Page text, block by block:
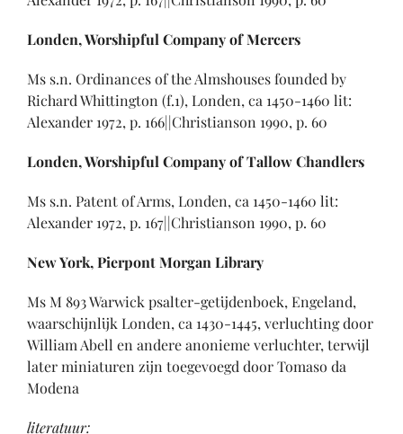
Londen, Worshipful Company of Mercers
Ms s.n. Ordinances of the Almshouses founded by
Richard Whittington (f.1), Londen, ca 1450-1460 lit:
Alexander 1972, p. 166||Christianson 1990, p. 60
Londen, Worshipful Company of Tallow Chandlers
Ms s.n. Patent of Arms, Londen, ca 1450-1460 lit:
Alexander 1972, p. 167||Christianson 1990, p. 60
New York, Pierpont Morgan Library
Ms M 893 Warwick psalter-getijdenboek, Engeland,
waarschijnlijk Londen, ca 1430-1445, verluchting door
William Abell en andere anonieme verluchter, terwijl
later miniaturen zijn toegevoegd door Tomaso da
Modena
literatuur: